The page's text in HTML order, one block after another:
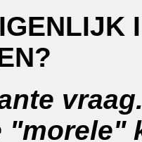
"morele"